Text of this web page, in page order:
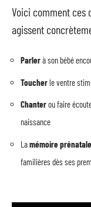
Voici comment
agissent
Parlerà son bébé
Toucherle ventre
Chanterou faire
naissance
Lamémoire prénatale
familières dès ses